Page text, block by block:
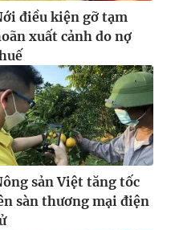
điều kiện gỡ tạm
xuất cảnh do nợ
sản Việt tăng tốc
sàn thương mại điện